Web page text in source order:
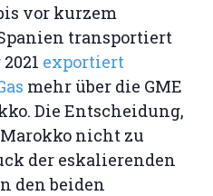
vor kurzem
transportiert
exportiert
mehr über die GME
Die Entscheidung,
nicht zu
der eskalierenden
den beiden